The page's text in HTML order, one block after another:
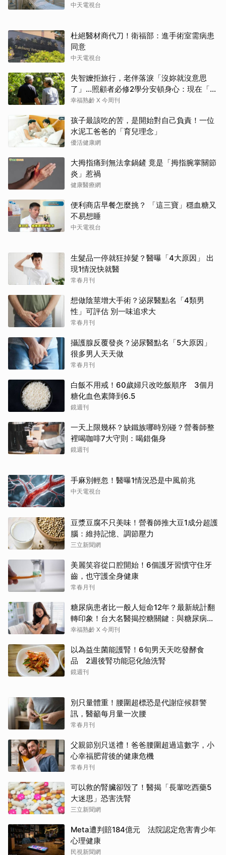
中天電視台
杜絕醫材商代刀！衛福部：進手術室需病患
同意
中天電視台
失智嬤拒旅行，老伴落淚「沒妳就沒意思
了」…照顧者必修2學分安頓身心：現在「這
樣」就好了
幸福熟齡 X 今周刊
孩子最該吃的苦，是開始對自己負責！一位
水泥工爸爸的「育兒理念」
優活健康網
大拇指痛到無法拿鍋鏟 竟是「拇指腕掌關節
炎」惹禍
健康醫療網
便利商店早餐怎麼挑？ 「這三寶」穩血糖又
不易想睡
中天電視台
生髮品一停就狂掉髮？醫曝「4大原因」 出
現1情況快就醫
常春月刊
想做陰莖增大手術？泌尿醫點名「4類男
性」可評估 別一味追求大
常春月刊
攝護腺反覆發炎？泌尿醫點名「5大原因」
很多男人天天做
常春月刊
白飯不用戒！60歲婦只改吃飯順序 3個月
糖化血色素降到6.5
鏡週刊
一天上限幾杯？缺鐵族哪時別碰？營養師整
裡喝咖啡7大守則：喝錯傷身
鏡週刊
手麻別輕忽！醫曝1情況恐是中風前兆
中天電視台
豆漿豆腐不只美味！營養師推大豆1成分超護
腦：維持記憶、調節壓力
三立新聞網
美麗笑容從口腔開始！6個護牙習慣守住牙
齒，也守護全身健康
常春月刊
糖尿病患者比一般人短命12年？最新統計翻
轉印象！台大名醫揭控糖關鍵：與糖尿病為
友、天長地久
幸福熟齡 X 今周刊
以為益生菌能護腎！6旬男天天吃發酵食
品 2週後腎功能惡化險洗腎
鏡週刊
別只量體重！腰圍超標恐是代謝症候群警
訊，醫籲每月量一次腰
常春月刊
父親節別只送禮！爸爸腰圍超過這數字，小
心幸福肥背後的健康危機
常春月刊
可以救的腎臟卻毁了！醫揭「長輩吃西藥5
大迷思」恐害洗腎
三立新聞網
Meta遭判賠184億元 法院認定危害青少年
心理健康
民視新聞網